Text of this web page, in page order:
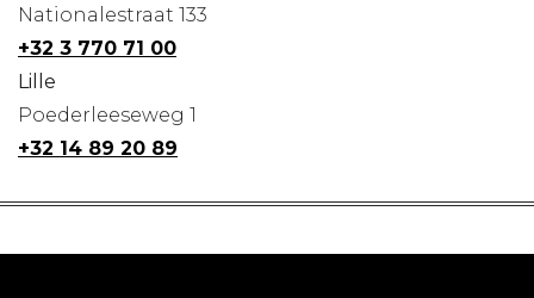
Nationalestraat 133
+32 3 770 71 00
Lille
Poederleeseweg 1
+32 14 89 20 89